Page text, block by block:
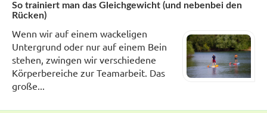
So trainiert man das Gleichgewicht (und nebenbei den
Rücken)
Wenn wir auf einem wackeligen
Untergrund oder nur auf einem Bein
stehen, zwingen wir verschiedene
Körperbereiche zur Teamarbeit. Das
große...